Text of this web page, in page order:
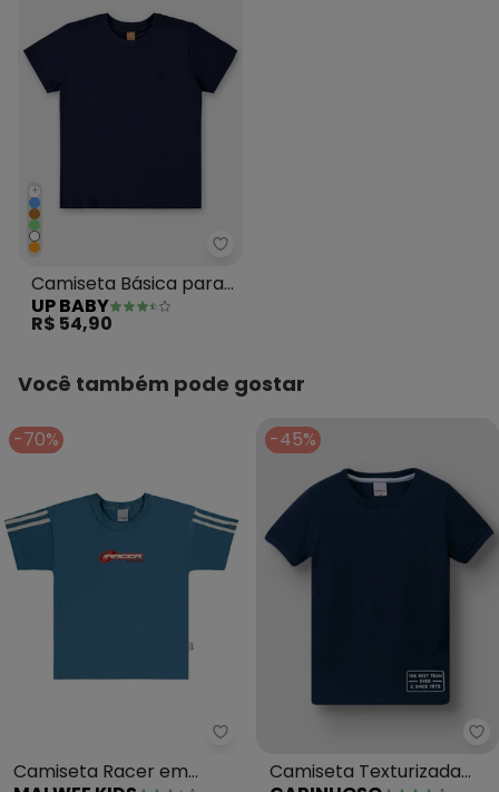
+
Up Baby - Camiseta Básica
Camiseta Básica para
Menino Azul
UP BABY
R$ 54,90
Você também pode gostar
-70%
Malwee Kids - Camiseta Racer
Camiseta Racer em
-45%
Camiseta Texturizada